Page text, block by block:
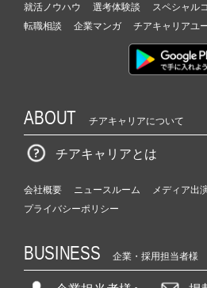
就活ノウハウ 選考体験談 スペシャル
転職相談
企業マンガ チアキャリアユ
ABOUT チアキャリアについて
チアキャリアとは
会社概要 ニュースルーム
メディア出
プライバシーポリシー
BUSINESS 企業・採用担当者様